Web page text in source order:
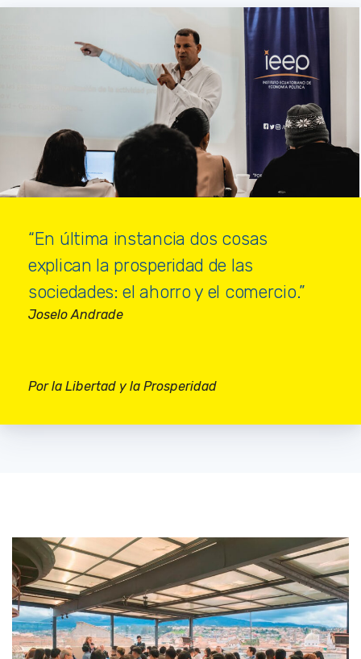
“En última instancia dos cosas
explican la prosperidad de las
sociedades: el ahorro y el comercio.”
Joselo Andrade
Por la Libertad y la Prosperidad